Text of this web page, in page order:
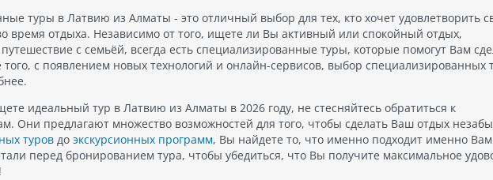
туры в Латвию из Алматы - это отличный выбор для тех, кто хочет удовлетворить
время отдыха. Независимо от того, ищете ли Вы активный или спокойный отдых,
с семьёй, всегда есть специализированные туры, которые помогут Вам
с появлением новых технологий и онлайн-сервисов, выбор специализированных
идеальный тур в Латвию из Алматы в 2026 году, не стесняйтесь обратиться к
Они предлагают множество возможностей для того, чтобы сделать Ваш отдых
туров до экскурсионных программ, Вы найдете то, что именно подходит именно
перед бронированием тура, чтобы убедиться, что Вы получите максимальное